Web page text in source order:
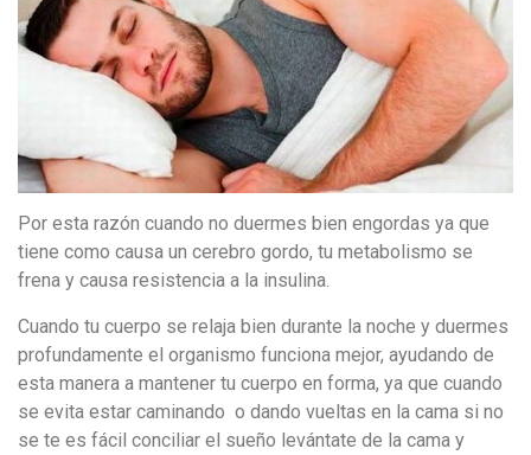
Por esta razón cuando no duermes bien engordas ya que
tiene como causa un cerebro gordo, tu metabolismo se
frena y causa resistencia a la insulina.
Cuando tu cuerpo se relaja bien durante la noche y duermes
profundamente el organismo funciona mejor, ayudando de
esta manera a mantener tu cuerpo en forma, ya que cuando
se evita estar caminando o dando vueltas en la cama si no
se te es fácil conciliar el sueño levántate de la cama y